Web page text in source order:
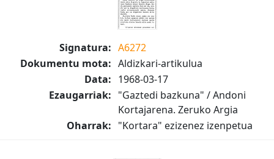
Signatura: A6272
Dokumentu mota: Aldizkari-artikulua
Data: 1968-03-17
Ezaugarriak: "Gaztedi bazkuna" / Andoni
Kortajarena. Zeruko Argia
Oharrak: "Kortara" ezizenez izenpetua